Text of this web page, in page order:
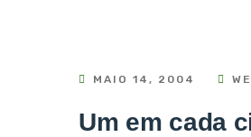
MAIO 14, 2004
Um em cada